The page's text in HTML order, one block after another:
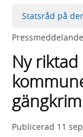
framträder
lista
med
sökförslag
Statsråd på
Ny
Publicerad 11